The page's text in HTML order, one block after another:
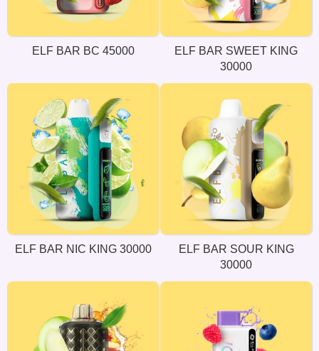
ELF BAR BC 45000
ELF BAR SWEET KING
30000
ELF BAR NIC KING 30000
ELF BAR SOUR KING
30000